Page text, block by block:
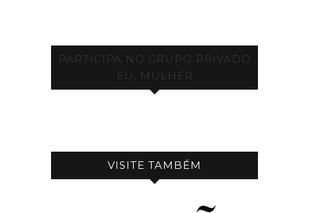
PARTICIPA NO GRUPO PRIVADO
EU, MULHER
VISITE TAMBÉM